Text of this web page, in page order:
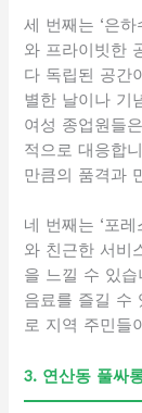
세 번째는 ‘은
와 프라이빗한
다 독립된 공간
별한 날이나 기
여성 종업원들
적으로 대응합
만큼의 품격과
네 번째는 ‘포
와 친근한 서비
을 느낄 수 있
음료를 즐길 수
로 지역 주민들
3. 연산동 풀싸